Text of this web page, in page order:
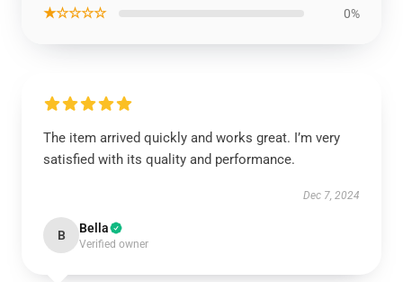
★☆☆☆☆ 0%
The item arrived quickly and works great. I’m very
satisfied with its quality and performance.
Dec 7, 2024
B Bella
Verified owner